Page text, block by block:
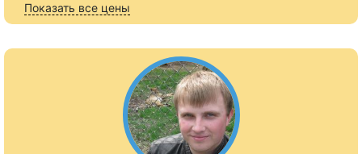
Показать все цены